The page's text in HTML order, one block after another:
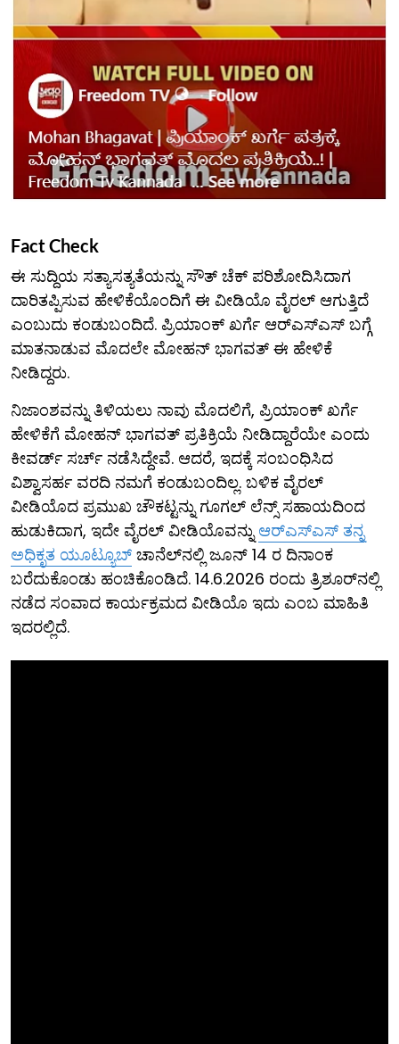
Fact Check
ಈ ಸುದ್ದಿಯ ಸತ್ಯಾಸತ್ಯತೆಯನ್ನು ಸೌತ್ ಚೆಕ್ ಪರಿಶೋದಿಸಿದಾಗ
ದಾರಿತಪ್ಪಿಸುವ ಹೇಳಿಕೆಯೊಂದಿಗೆ ಈ ವೀಡಿಯೊ ವೈರಲ್ ಆಗುತ್ತಿದೆ
ಎಂಬುದು ಕಂಡುಬಂದಿದೆ. ಪ್ರಿಯಾಂಕ್ ಖರ್ಗೆ ಆರ್​ಎಸ್​ಎಸ್​ ಬಗ್ಗೆ
ಮಾತನಾಡುವ ಮೊದಲೇ ಮೋಹನ್ ಭಾಗವತ್ ಈ ಹೇಳಿಕೆ
ನೀಡಿದ್ದರು.
ನಿಜಾಂಶವನ್ನು ತಿಳಿಯಲು ನಾವು ಮೊದಲಿಗೆ, ಪ್ರಿಯಾಂಕ್ ಖರ್ಗೆ
ಹೇಳಿಕೆಗೆ ಮೋಹನ್ ಭಾಗವತ್ ಪ್ರತಿಕ್ರಿಯೆ ನೀಡಿದ್ದಾರೆಯೇ ಎಂದು
ಕೀವರ್ಡ್ ಸರ್ಚ್ ನಡೆಸಿದ್ದೇವೆ. ಆದರೆ, ಇದಕ್ಕೆ ಸಂಬಂಧಿಸಿದ
ವಿಶ್ವಾಸರ್ಹ ವರದಿ ನಮಗೆ ಕಂಡುಬಂದಿಲ್ಲ. ಬಳಿಕ ವೈರಲ್
ವೀಡಿಯೊದ ಪ್ರಮುಖ ಚೌಕಟ್ಟನ್ನು ಗೂಗಲ್ ಲೆನ್ಸ್ ಸಹಾಯದಿಂದ
ಹುಡುಕಿದಾಗ, ಇದೇ ವೈರಲ್ ವೀಡಿಯೊವನ್ನು ಆರ್​ಎಸ್​ಎಸ್​ ತನ್ನ
ಅಧಿಕೃತ ಯೂಟ್ಯೂಬ್ ಚಾನೆಲ್​ನಲ್ಲಿ ಜೂನ್ 14 ರ ದಿನಾಂಕ
ಬರೆದುಕೊಂಡು ಹಂಚಿಕೊಂಡಿದೆ. 14.6.2026 ರಂದು ತ್ರಿಶೂರ್‌ನಲ್ಲಿ
ನಡೆದ ಸಂವಾದ ಕಾರ್ಯಕ್ರಮದ ವೀಡಿಯೊ ಇದು ಎಂಬ ಮಾಹಿತಿ
ಇದರಲ್ಲಿದೆ.